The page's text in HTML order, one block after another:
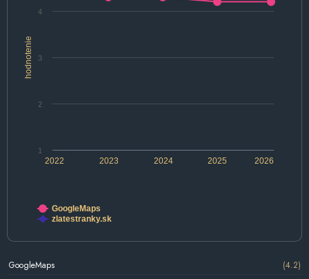
hodnotenie
2022 2024 2026
2023 2025
1
2
3
4
GoogleMaps
zlatestranky.sk
GoogleMaps
(4.2)